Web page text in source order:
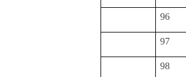
96
97
98